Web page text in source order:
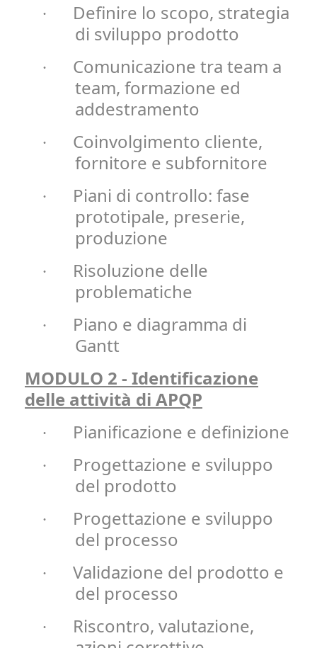
·
Definire lo scopo, strategia
di sviluppo prodotto
·
Comunicazione tra team a
team, formazione ed
addestramento
·
Coinvolgimento cliente,
fornitore e subfornitore
·
Piani di controllo: fase
prototipale, preserie,
produzione
·
Risoluzione delle
problematiche
·
Piano e diagramma di
Gantt
MODULO 2 - Identificazione
delle attività di APQP
· Pianificazione e definizione
·
Progettazione e sviluppo
del prodotto
·
Progettazione e sviluppo
del processo
·
Validazione del prodotto e
del processo
·
Riscontro, valutazione,